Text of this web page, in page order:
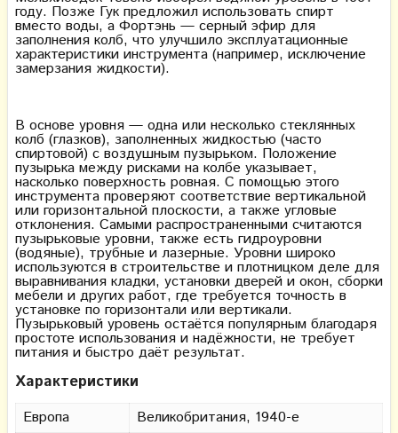
году. Позже Гук предложил использовать спирт
вместо воды, а Фортэнь — серный эфир для
заполнения колб, что улучшило эксплуатационные
характеристики инструмента (например, исключение
замерзания жидкости).
В основе уровня — одна или несколько стеклянных
колб (глазков), заполненных жидкостью (часто
спиртовой) с воздушным пузырьком. Положение
пузырька между рисками на колбе указывает,
насколько поверхность ровная. С помощью этого
инструмента проверяют соответствие вертикальной
или горизонтальной плоскости, а также угловые
отклонения. Самыми распространенными считаются
пузырьковые уровни, также есть гидроуровни
(водяные), трубные и лазерные. Уровни широко
используются в строительстве и плотницком деле для
выравнивания кладки, установки дверей и окон, сборки
мебели и других работ, где требуется точность в
установке по горизонтали или вертикали.
Пузырьковый уровень остаётся популярным благодаря
простоте использования и надёжности, не требует
питания и быстро даёт результат.
Характеристики
Европа
Великобритания, 1940-е